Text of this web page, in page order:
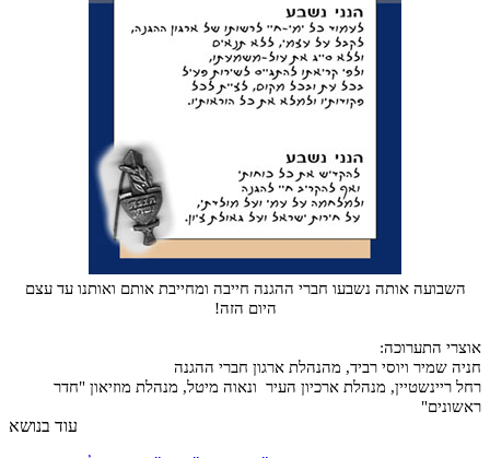
השבועה אותה נשבעו חברי ההגנה חייבה ומחייבת אותם ואותנו עד עצם
היום הזה!
אוצרי התערוכה:
חניה שמיר ויוסי רביד, מהנהלת ארגון חברי ההגנה
רחל ריינשטיין, מנהלת ארכיון העיר ונאוה מיטל, מנהלת מוזיאון "חדר
ראשונים"
עוד בנושא